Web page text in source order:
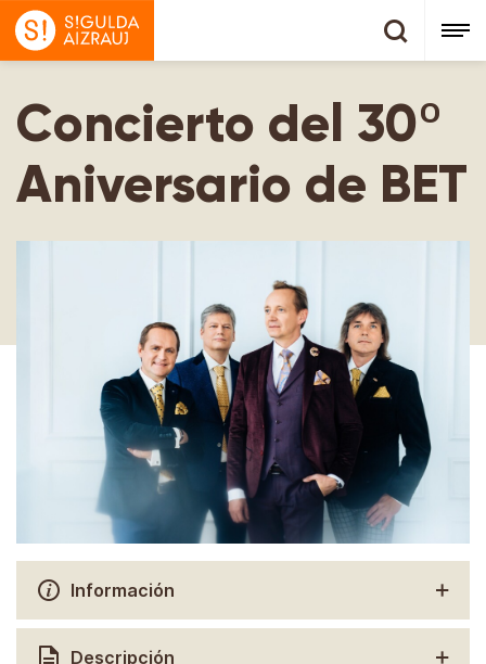
Concierto del 30º
Aniversario de BET
Información
Descripción